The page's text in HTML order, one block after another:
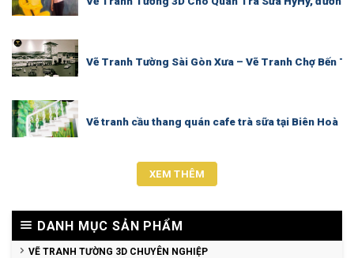
Vẽ Tranh Tường Sài Gòn Xưa – Vẽ Tranh Chợ Bến
Vẽ tranh cầu thang quán cafe trà sữa tại Biên Hoà
XEM THÊM
DANH MỤC SẢN PHẨM
VẼ TRANH TƯỜNG 3D CHUYÊN NGHIỆP